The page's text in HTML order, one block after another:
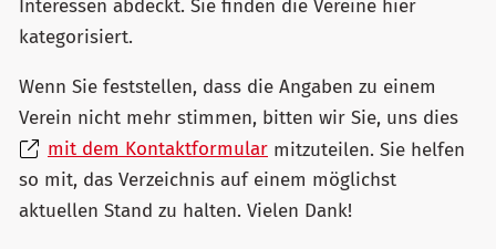
Interessen abdeckt. Sie finden die Vereine hier
kategorisiert.
Wenn Sie feststellen, dass die Angaben zu einem
Verein nicht mehr stimmen, bitten wir Sie, uns dies
mit dem Kontaktformular mitzuteilen. Sie helfen
so mit, das Verzeichnis auf einem möglichst
aktuellen Stand zu halten. Vielen Dank!